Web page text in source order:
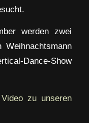
werden zwei
Dance-Show
zu unseren